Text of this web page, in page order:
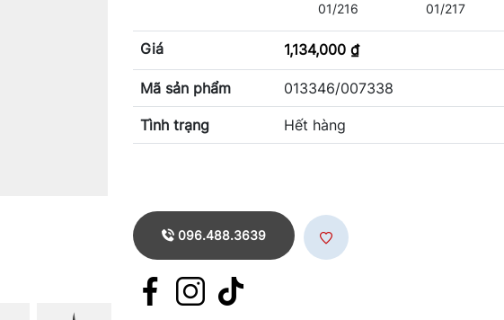
01/216 01/217
Giá 1,134,000 ₫
Mã sản phẩm 013346/007338
Tình trạng Hết hàng
096.488.3639